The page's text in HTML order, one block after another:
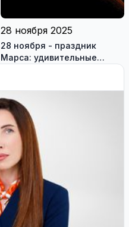
28 ноября 2025
28 ноября - праздник
Марса: удивительные